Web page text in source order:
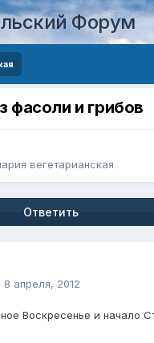
Форум
фасоли и грибов
вегетарианская
Ответить
8 апреля, 2012
Воскресенье и начало